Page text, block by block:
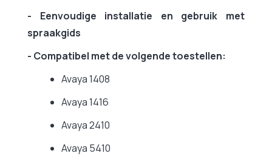
- Eenvoudige installatie en gebruik met
spraakgids
- Compatibel met de volgende toestellen:
Avaya 1408
Avaya 1416
Avaya 2410
Avaya 5410